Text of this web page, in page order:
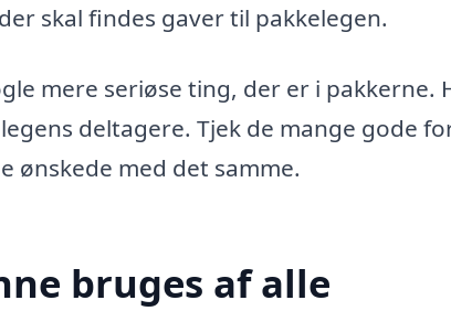
skal findes gaver til pakkelegen.
mere seriøse ting, der er i pakkerne.
deltagere. Tjek de mange gode
ønskede med det samme.
bruges af alle